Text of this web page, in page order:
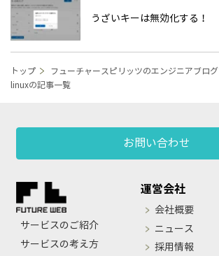
うざいキーは無効化する！
トップ
フューチャースピリッツのエンジニアブログ
linuxの記事一覧
お問い合わせ
サービスのご紹介
サービスの考え方
運営会社
会社概要
ニュース
採用情報